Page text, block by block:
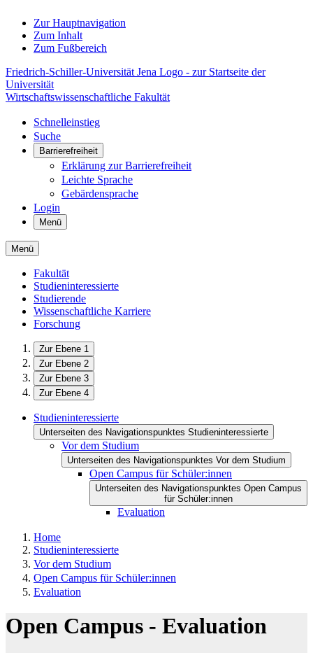
Zur Hauptnavigation
Zum Inhalt
Zum Fußbereich
Friedrich-Schiller-Universität Jena Logo - zur Startseite der
Universität
Wirtschaftswissenschaftliche Fakultät
Schnelleinstieg
Suche
Barrierefreiheit
Erklärung zur Barrierefreiheit
Leichte Sprache
Gebärdensprache
Login
Menü
Menü
Fakultät
Studieninteressierte
Studierende
Wissenschaftliche Karriere
Forschung
Zur Ebene 1
Zur Ebene 2
Zur Ebene 3
Zur Ebene 4
Studieninteressierte
Unterseiten des Navigationspunktes Studieninteressierte
Vor dem Studium
Unterseiten des Navigationspunktes Vor dem Studium
Open Campus für Schüler:innen
Unterseiten des Navigationspunktes Open Campus
für Schüler:innen
Evaluation
Home
Studieninteressierte
Vor dem Studium
Open Campus für Schüler:innen
Evaluation
Open Campus - Evaluation